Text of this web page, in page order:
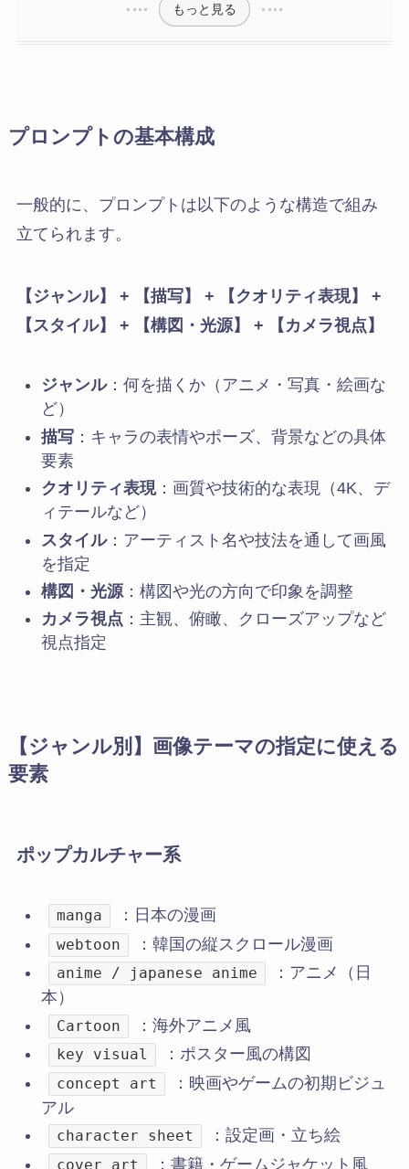
もっと見る
プロンプトの基本構成
一般的に、プロンプトは以下のような構造で組み
立てられます。
【ジャンル】 + 【描写】 + 【クオリティ表現】 +
【スタイル】 + 【構図・光源】 + 【カメラ視点】
ジャンル：何を描くか（アニメ・写真・絵画な
ど）
描写：キャラの表情やポーズ、背景などの具体
要素
クオリティ表現：画質や技術的な表現（4K、デ
ィテールなど）
スタイル：アーティスト名や技法を通して画風
を指定
構図・光源：構図や光の方向で印象を調整
カメラ視点 ：主観、俯瞰、クローズアップなど
視点指定
【ジャンル別】画像テーマの指定に使える
要素
ポップカルチャー系
manga ：日本の漫画
webtoon ：韓国の縦スクロール漫画
anime / japanese anime
：アニメ（日
本）
Cartoon ：海外アニメ風
key visual ：ポスター風の構図
concept art
：映画やゲームの初期ビジュ
アル
character sheet ：設定画・立ち絵
cover art ：書籍・ゲームジャケット風